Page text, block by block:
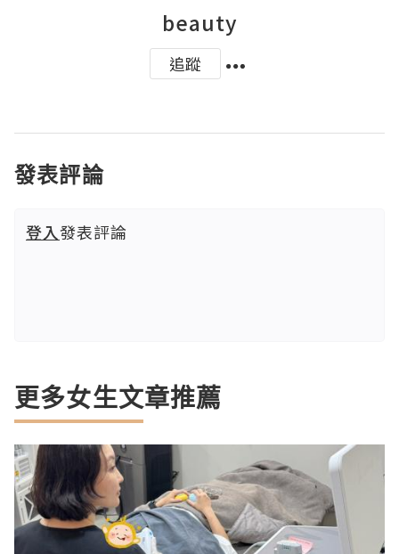
beauty
追蹤
發表評論
登入發表評論
更多女生文章推薦